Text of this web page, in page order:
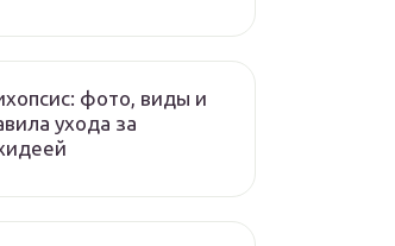
фото, виды и
ухода за